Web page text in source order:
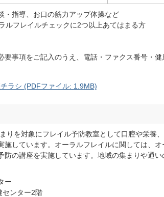
・指導、お口の筋力アップ体操など
ルフレイルチェックに2つ以上あてはまる方
要事項をご記入のうえ、電話・ファクス番号・
ラシ (PDFファイル: 1.9MB)
りを対象にフレイル予防教室として口腔や栄養
施しています。オーラルフレイルに関しては、
防の講座を実施しています。地域の集まりや通
ー
センター2階